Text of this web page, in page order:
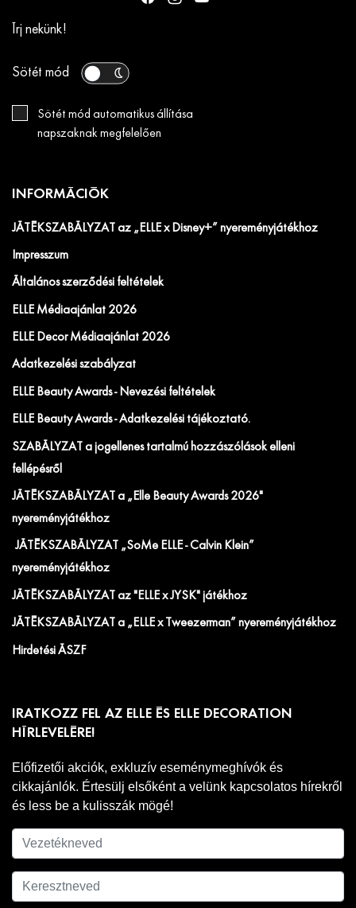
Írj nekünk!
Sötét mód
Sötét mód automatikus állítása
napszaknak megfelelően
INFORMÁCIÓK
JÁTÉKSZABÁLYZAT az „ELLE x Disney+” nyereményjátékhoz
Impresszum
Általános szerződési feltételek
ELLE Médiaajánlat 2026
ELLE Decor Médiaajánlat 2026
Adatkezelési szabályzat
ELLE Beauty Awards - Nevezési feltételek
ELLE Beauty Awards - Adatkezelési tájékoztató.
SZABÁLYZAT a jogellenes tartalmú hozzászólások elleni
fellépésről
JÁTÉKSZABÁLYZAT a „Elle Beauty Awards 2026"
nyereményjátékhoz
JÁTÉKSZABÁLYZAT „SoMe ELLE - Calvin Klein”
nyereményjátékhoz
JÁTÉKSZABÁLYZAT az "ELLE x JYSK" játékhoz
JÁTÉKSZABÁLYZAT a „ELLE x Tweezerman” nyereményjátékhoz
Hirdetési ÁSZF
IRATKOZZ FEL AZ ELLE ÉS ELLE DECORATION
HÍRLEVELÉRE!
Előfizetői akciók, exkluzív eseménymeghívók és
cikkajánlók. Értesülj elsőként a velünk kapcsolatos hírekről
és less be a kulisszák mögé!